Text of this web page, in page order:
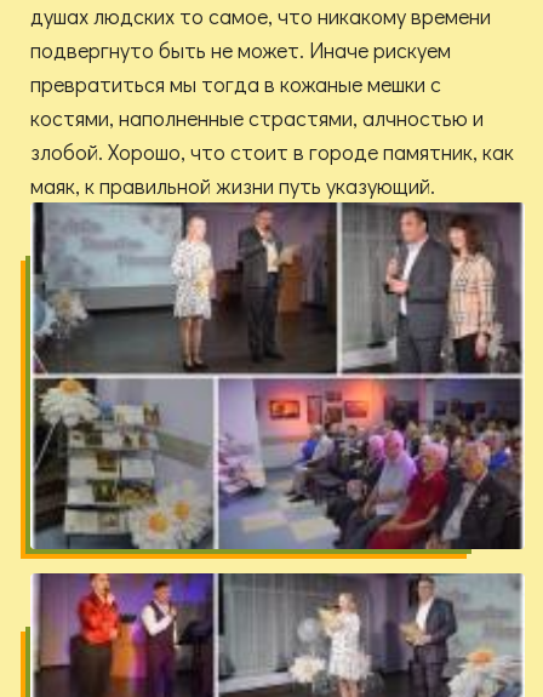
душах людских то самое, что никакому времени
подвергнуто быть не может. Иначе рискуем
превратиться мы тогда в кожаные мешки с
костями, наполненные страстями, алчностью и
злобой. Хорошо, что стоит в городе памятник, как
маяк, к правильной жизни путь указующий.